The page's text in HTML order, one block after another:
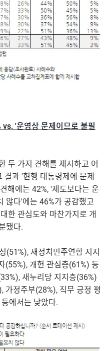
'운영상 문제이므로 불필
두 가지 견해를 제시하고 어
과 '현행 대통령제에 문제
해에는 42%, '제도보다는 운
않다'에는 46%가 공감했고
한 관심도와 마찬가지로 개
됐다.
새정치민주연합 지지
(55%), 개헌 관심층(61%) 등
새누리당 지지층(36%)
가정주부(28%), 직무 긍정 평
에서는 낮았다.